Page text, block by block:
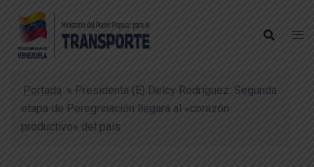
Portada » Presidenta (E) Delcy Rodríguez: Segunda
etapa de Peregrinación llegará al «corazón
productivo» del país